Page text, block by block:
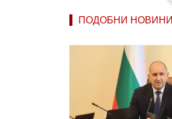
ПОДОБНИ НОВИНИ